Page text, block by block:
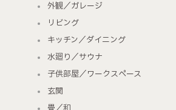
外観／ガレージ
リビング
キッチン／ダイニング
水廻り／サウナ
子供部屋／ワークスペース
玄関
畳／和